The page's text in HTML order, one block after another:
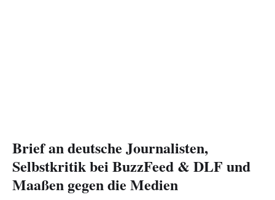
Brief an deutsche Journalisten,
Selbstkritik bei BuzzFeed & DLF und
Maaßen gegen die Medie‪n‬